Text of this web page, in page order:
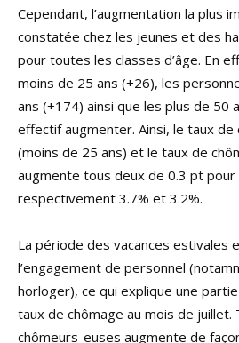
Cependant, l’augmentation la plus
constatée chez les jeunes et des
pour toutes les classes d’âge. En
moins de 25 ans (+26), les
ans (+174) ainsi que les plus de 50
effectif augmenter. Ainsi, le taux de
(moins de 25 ans) et le taux de
augmente tous deux de 0.3 pt
respectivement 3.7% et 3.2%.
La période des vacances estivales
l’engagement de personnel
horloger), ce qui explique une
taux de chômage au mois de juillet.
chômeurs-euses augmente de